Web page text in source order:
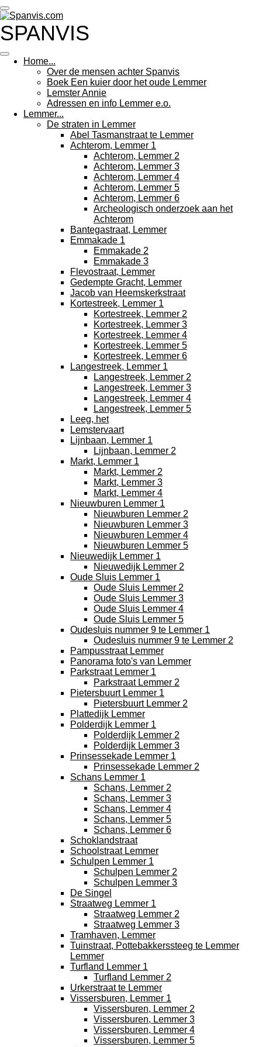
Ga
direct
naar
de
hoofdinhoud
SPANVIS
Home...
Over de mensen achter Spanvis
Boek Een kuier door het oude Lemmer
Lemster Annie
Adressen en info Lemmer e.o.
Lemmer...
De straten in Lemmer
Abel Tasmanstraat te Lemmer
Achterom, Lemmer 1
Achterom, Lemmer 2
Achterom, Lemmer 3
Achterom, Lemmer 4
Achterom, Lemmer 5
Achterom, Lemmer 6
Archeologisch onderzoek aan het
Achterom
Bantegastraat, Lemmer
Emmakade 1
Emmakade 2
Emmakade 3
Flevostraat, Lemmer
Gedempte Gracht, Lemmer
Jacob van Heemskerkstraat
Kortestreek, Lemmer 1
Kortestreek, Lemmer 2
Kortestreek, Lemmer 3
Kortestreek, Lemmer 4
Kortestreek, Lemmer 5
Kortestreek, Lemmer 6
Langestreek, Lemmer 1
Langestreek, Lemmer 2
Langestreek, Lemmer 3
Langestreek, Lemmer 4
Langestreek, Lemmer 5
Leeg, het
Lemstervaart
Lijnbaan, Lemmer 1
Lijnbaan, Lemmer 2
Markt, Lemmer 1
Markt, Lemmer 2
Markt, Lemmer 3
Markt, Lemmer 4
Nieuwburen Lemmer 1
Nieuwburen Lemmer 2
Nieuwburen Lemmer 3
Nieuwburen Lemmer 4
Nieuwburen Lemmer 5
Nieuwedijk Lemmer 1
Nieuwedijk Lemmer 2
Oude Sluis Lemmer 1
Oude Sluis Lemmer 2
Oude Sluis Lemmer 3
Oude Sluis Lemmer 4
Oude Sluis Lemmer 5
Oudesluis nummer 9 te Lemmer 1
Oudesluis nummer 9 te Lemmer 2
Pampusstraat Lemmer
Panorama foto's van Lemmer
Parkstraat Lemmer 1
Parkstraat Lemmer 2
Pietersbuurt Lemmer 1
Pietersbuurt Lemmer 2
Plattedijk Lemmer
Polderdijk Lemmer 1
Polderdijk Lemmer 2
Polderdijk Lemmer 3
Prinsessekade Lemmer 1
Prinsessekade Lemmer 2
Schans Lemmer 1
Schans, Lemmer 2
Schans, Lemmer 3
Schans, Lemmer 4
Schans, Lemmer 5
Schans, Lemmer 6
Schoklandstraat
Schoolstraat Lemmer
Schulpen Lemmer 1
Schulpen Lemmer 2
Schulpen Lemmer 3
De Singel
Straatweg Lemmer 1
Straatweg Lemmer 2
Straatweg Lemmer 3
Tramhaven, Lemmer
Tuinstraat, Pottebakkerssteeg te Lemmer
Lemmer
Turfland Lemmer 1
Turfland Lemmer 2
Urkerstraat te Lemmer
Vissersburen, Lemmer 1
Vissersburen, Lemmer 2
Vissersburen, Lemmer 3
Vissersburen, Lemmer 4
Vissersburen, Lemmer 5